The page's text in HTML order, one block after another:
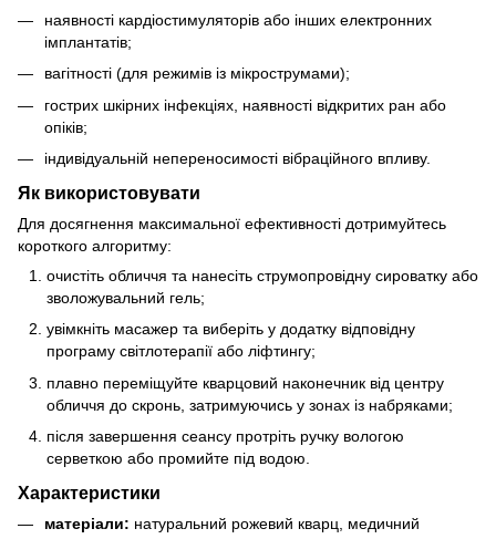
наявності кардіостимуляторів або інших електронних
імплантатів;
вагітності (для режимів із мікрострумами);
гострих шкірних інфекціях, наявності відкритих ран або
опіків;
індивідуальній непереносимості вібраційного впливу.
Як використовувати
Для досягнення максимальної ефективності дотримуйтесь
короткого алгоритму:
очистіть обличчя та нанесіть струмопровідну сироватку або
зволожувальний гель;
увімкніть масажер та виберіть у додатку відповідну
програму світлотерапії або ліфтингу;
плавно переміщуйте кварцовий наконечник від центру
обличчя до скронь, затримуючись у зонах із набряками;
після завершення сеансу протріть ручку вологою
серветкою або промийте під водою.
Характеристики
матеріали: натуральний рожевий кварц, медичний